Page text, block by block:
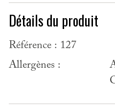
Détails du produit
Référence : 127
Allergènes :